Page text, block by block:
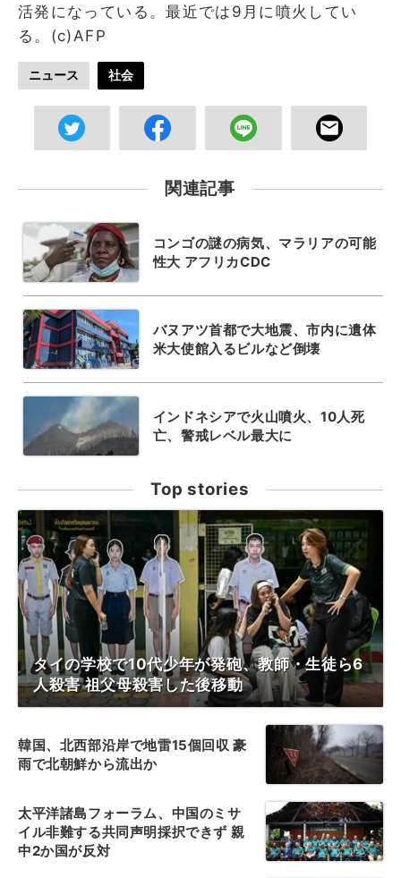
活発になっている。最近では9月に噴火してい
る。(c)AFP
ニュース 社会
関連記事
コンゴの謎の病気、マラリアの可能
性大 アフリカCDC
バヌアツ首都で大地震、市内に遺体
米大使館入るビルなど倒壊
インドネシアで火山噴火、10人死
亡、警戒レベル最大に
Top stories
タイの学校で10代少年が発砲、教師・生徒ら6
人殺害 祖父母殺害した後移動
韓国、北西部沿岸で地雷15個回収 豪
雨で北朝鮮から流出か
太平洋諸島フォーラム、中国のミサ
イル非難する共同声明採択できず 親
中2か国が反対